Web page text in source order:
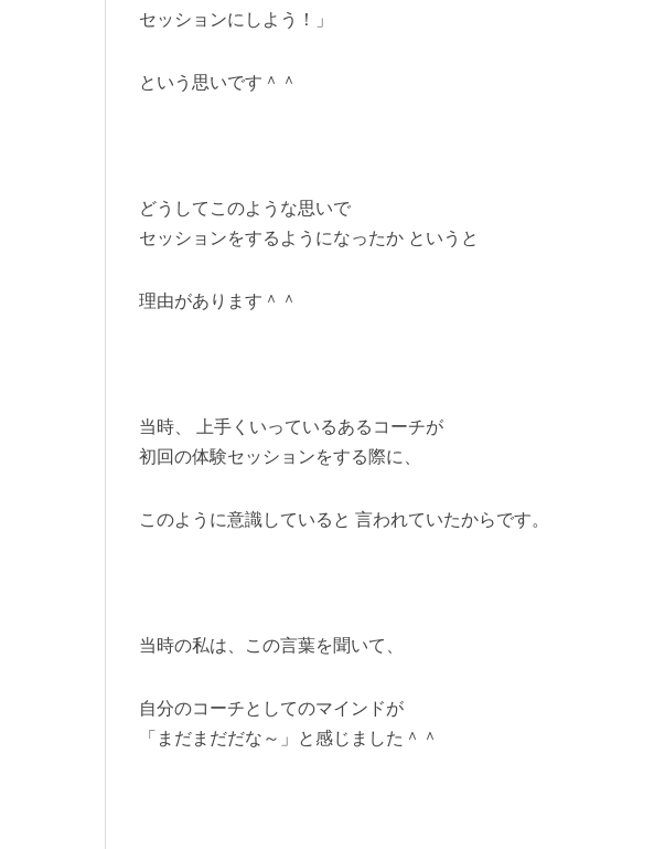
セッションにしよう！」
という思いです＾＾
どうしてこのような思いで
セッションをするようになったか というと
理由があります＾＾
当時、 上手くいっているあるコーチが
初回の体験セッションをする際に、
このように意識していると 言われていたからです。
当時の私は、この言葉を聞いて、
自分のコーチとしてのマインドが
「まだまだだな～」と感じました＾＾